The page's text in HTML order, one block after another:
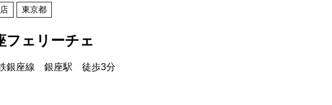
東京都
フェリーチェ
銀座線 銀座駅 徒歩3分